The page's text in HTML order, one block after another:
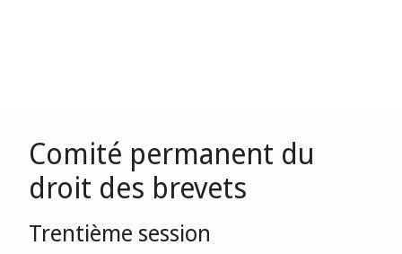
Comité permanent du
droit des brevets
Trentième session